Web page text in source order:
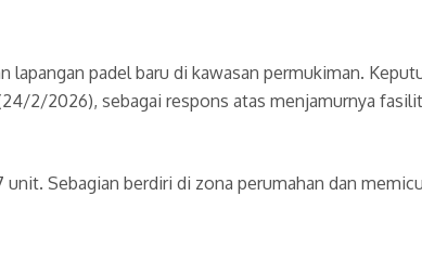
lapangan padel baru di kawasan permukiman.
2/2026), sebagai respons atas menjamurnya
Sebagian berdiri di zona perumahan dan